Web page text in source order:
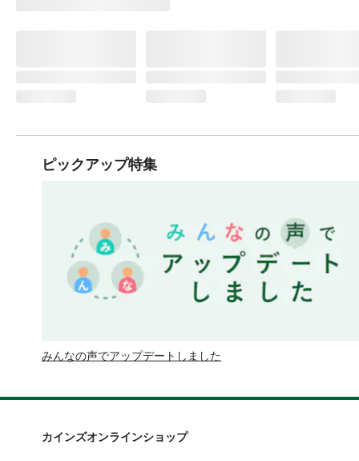
ピックアップ特集
みんなの声でアップデートしました
カインズオンラインショップ